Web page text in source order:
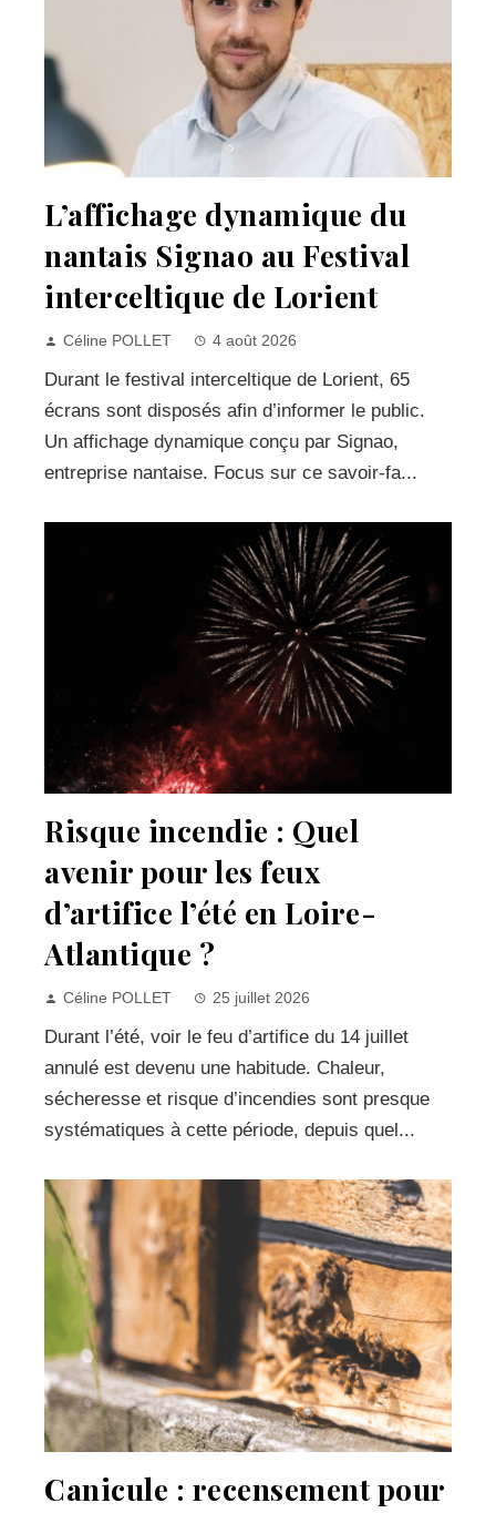
L’affichage dynamique du
nantais Signao au Festival
interceltique de Lorient
Céline POLLET 4 août 2026
Durant le festival interceltique de Lorient, 65
écrans sont disposés afin d’informer le public.
Un affichage dynamique conçu par Signao,
entreprise nantaise. Focus sur ce savoir-fa...
Risque incendie : Quel
avenir pour les feux
d’artifice l’été en Loire-
Atlantique ?
Céline POLLET 25 juillet 2026
Durant l’été, voir le feu d’artifice du 14 juillet
annulé est devenu une habitude. Chaleur,
sécheresse et risque d’incendies sont presque
systématiques à cette période, depuis quel...
Canicule : recensement pour